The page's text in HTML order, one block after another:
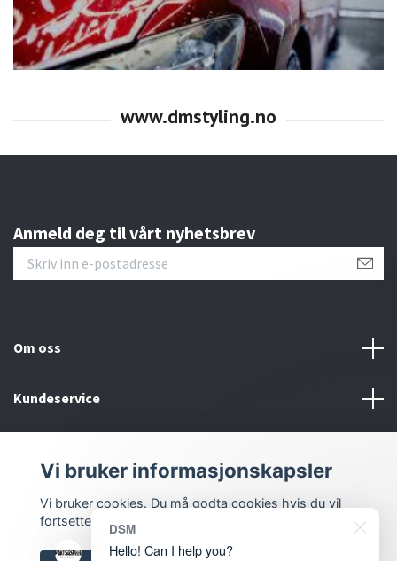
Anmeld deg til vårt nyhetsbrev
Om oss
Kundeservice
Sosiale medier
Vi bruker informasjonskapsler
Vi bruker cookies. Du må godta cookies hvis du vil
fortsette.
DSM
Hello! Can I help you?